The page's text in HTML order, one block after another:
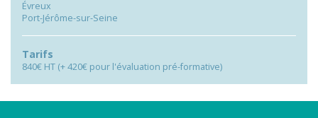
Évreux
Port-Jérôme-sur-Seine
Tarifs
840€ HT (+ 420€ pour l'évaluation pré-formative)